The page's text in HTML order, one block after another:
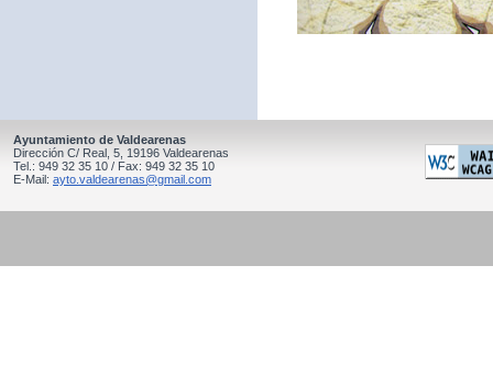
Ayuntamiento de Valdearenas
Dirección C/ Real, 5, 19196 Valdearenas
Tel.: 949 32 35 10 / Fax: 949 32 35 10
E-Mail: ayto.valdearenas@gmail.com